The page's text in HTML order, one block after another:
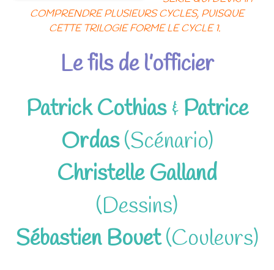
COMPRENDRE PLUSIEURS CYCLES, PUISQUE
CETTE TRILOGIE FORME LE CYCLE 1.
Le fils de l’officier
Patrick Cothias& Patrice
Ordas(Scénario)
Christelle Galland
(Dessins)
Sébastien Bouet(Couleurs)